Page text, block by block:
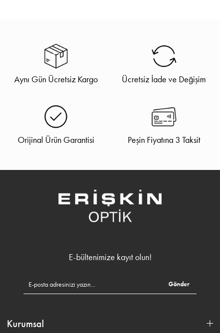
Aynı Gün Ücretsiz Kargo Ücretsiz İade ve Değişim
Orijinal Ürün Garantisi Peşin Fiyatına 3 Taksit
E-bültenimize kayıt olun!
Gönder
Kurumsal